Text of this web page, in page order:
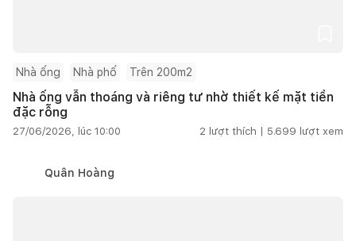
Nhà ống Nhà phố Trên 200m2
Nhà ống vẫn thoáng và riêng tư nhờ thiết kế mặt tiền
đặc rỗng
27/06/2026, lúc 10:00 2 lượt thích | 5.699 lượt xem
Quân Hoàng